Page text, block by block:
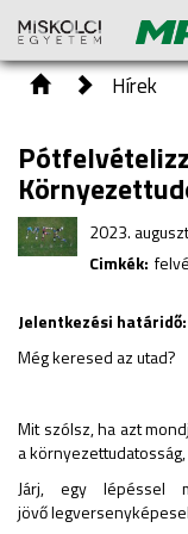
Hírek
2023.
Cimkék:
Jelentkezési
Még keresed az utad?
Mit szólsz, ha azt
a
Járj, egy lépéssel
jövő